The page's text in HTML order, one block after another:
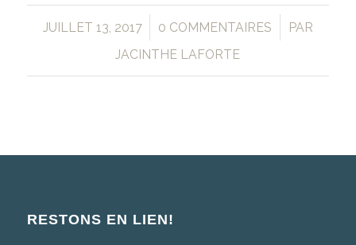
JUILLET 13, 2017
/ 0 COMMENTAIRES
/
PAR
JACINTHE LAFORTE
RESTONS EN LIEN!